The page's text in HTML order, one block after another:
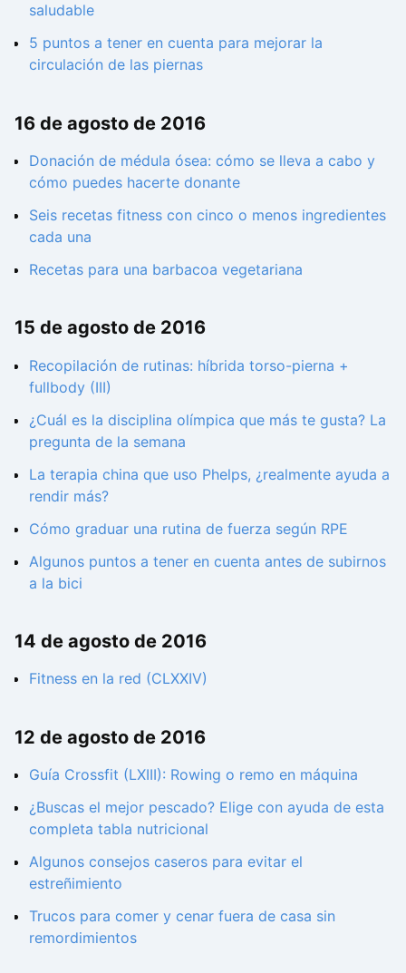
saludable
5 puntos a tener en cuenta para mejorar la
circulación de las piernas
16 de agosto de 2016
Donación de médula ósea: cómo se lleva a cabo y
cómo puedes hacerte donante
Seis recetas fitness con cinco o menos ingredientes
cada una
Recetas para una barbacoa vegetariana
15 de agosto de 2016
Recopilación de rutinas: híbrida torso-pierna +
fullbody (III)
¿Cuál es la disciplina olímpica que más te gusta? La
pregunta de la semana
La terapia china que uso Phelps, ¿realmente ayuda a
rendir más?
Cómo graduar una rutina de fuerza según RPE
Algunos puntos a tener en cuenta antes de subirnos
a la bici
14 de agosto de 2016
Fitness en la red (CLXXIV)
12 de agosto de 2016
Guía Crossfit (LXIII): Rowing o remo en máquina
¿Buscas el mejor pescado? Elige con ayuda de esta
completa tabla nutricional
Algunos consejos caseros para evitar el
estreñimiento
Trucos para comer y cenar fuera de casa sin
remordimientos